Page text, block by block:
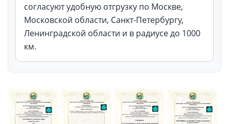
согласуют удобную отгрузку по Москве,
Московской области, Санкт-Петербургу,
Ленинградской области и в радиусе до 1000
км.